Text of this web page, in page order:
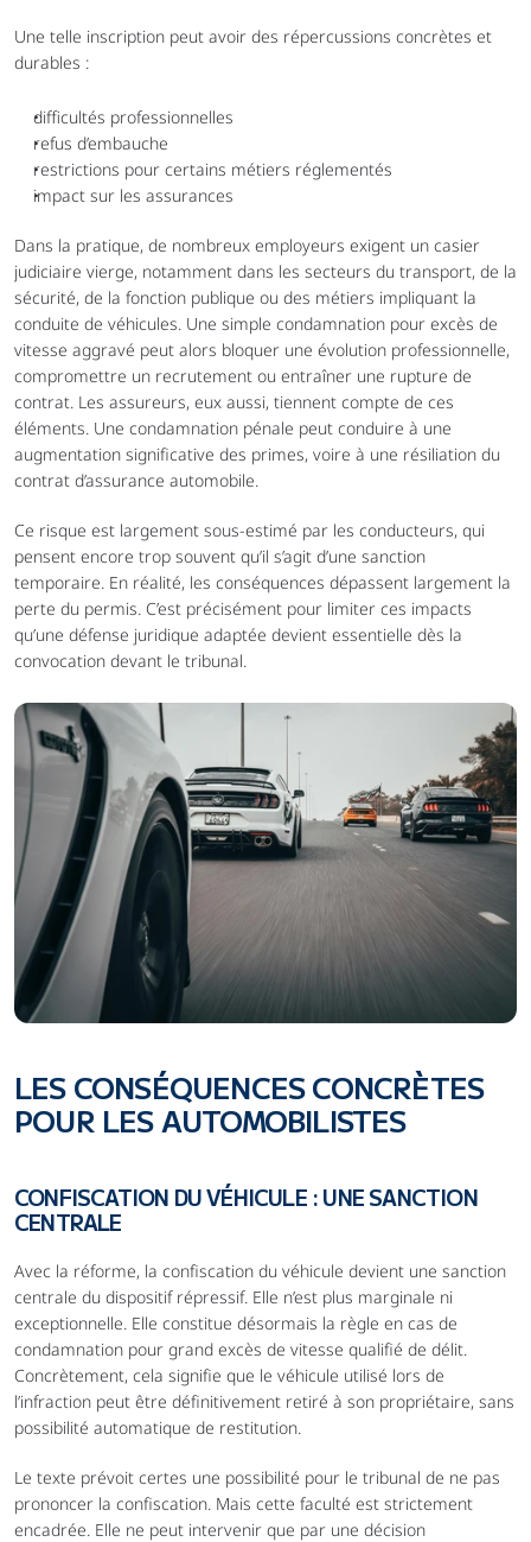
Une telle inscription peut avoir des répercussions concrètes et
durables :
difficultés professionnelles
refus d’embauche
restrictions pour certains métiers réglementés
impact sur les assurances
Dans la pratique, de nombreux employeurs exigent un casier
judiciaire vierge, notamment dans les secteurs du transport, de la
sécurité, de la fonction publique ou des métiers impliquant la
conduite de véhicules. Une simple condamnation pour excès de
vitesse aggravé peut alors bloquer une évolution professionnelle,
compromettre un recrutement ou entraîner une rupture de
contrat. Les assureurs, eux aussi, tiennent compte de ces
éléments. Une condamnation pénale peut conduire à une
augmentation significative des primes, voire à une résiliation du
contrat d’assurance automobile.
Ce risque est largement sous-estimé par les conducteurs, qui
pensent encore trop souvent qu’il s’agit d’une sanction
temporaire. En réalité, les conséquences dépassent largement la
perte du permis. C’est précisément pour limiter ces impacts
qu’une défense juridique adaptée devient essentielle dès la
convocation devant le tribunal.
LES CONSÉQUENCES CONCRÈTES
POUR LES AUTOMOBILISTES
CONFISCATION DU VÉHICULE : UNE SANCTION
CENTRALE
Avec la réforme, la confiscation du véhicule devient une sanction
centrale du dispositif répressif. Elle n’est plus marginale ni
exceptionnelle. Elle constitue désormais la règle en cas de
condamnation pour grand excès de vitesse qualifié de délit.
Concrètement, cela signifie que le véhicule utilisé lors de
l’infraction peut être définitivement retiré à son propriétaire, sans
possibilité automatique de restitution.
Le texte prévoit certes une possibilité pour le tribunal de ne pas
prononcer la confiscation. Mais cette faculté est strictement
encadrée. Elle ne peut intervenir que par une décision